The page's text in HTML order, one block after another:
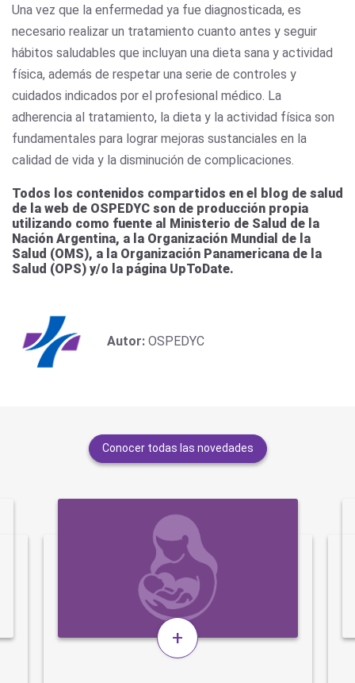
Una vez que la enfermedad ya fue diagnosticada, es
necesario realizar un tratamiento cuanto antes y seguir
hábitos saludables que incluyan una dieta sana y actividad
física, además de respetar una serie de controles y
cuidados indicados por el profesional médico. La
adherencia al tratamiento, la dieta y la actividad física son
fundamentales para lograr mejoras sustanciales en la
calidad de vida y la disminución de complicaciones.
Todos los contenidos compartidos en el blog de salud
de la web de OSPEDYC son de producción propia
utilizando como fuente al Ministerio de Salud de la
Nación Argentina, a la Organización Mundial de la
Salud (OMS), a la Organización Panamericana de la
Salud (OPS) y/o la página UpToDate.
Autor: OSPEDYC
Conocer todas las novedades
+